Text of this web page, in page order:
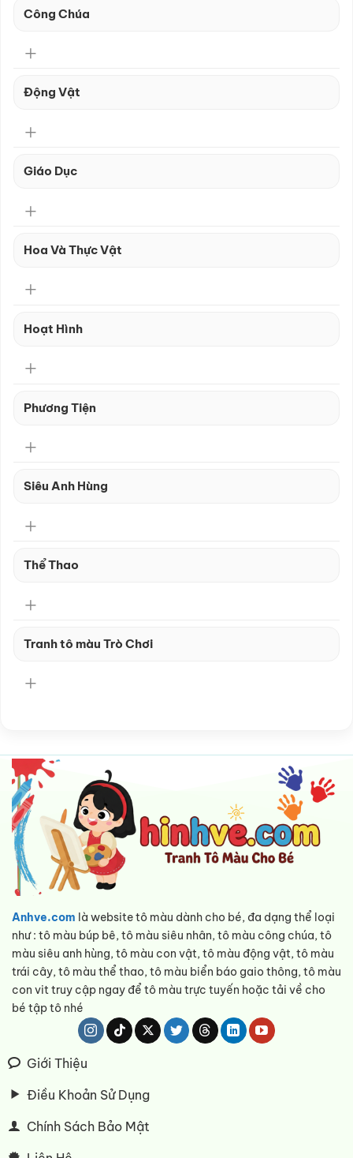
Công Chúa
Động Vật
Giáo Dục
Hoa Và Thực Vật
Hoạt Hình
Phương Tiện
Siêu Anh Hùng
Thể Thao
Tranh tô màu Trò Chơi
Anhve.com là website tô màu dành cho bé, đa dạng thể loại
như : tô màu búp bê, tô màu siêu nhân, tô màu công chúa, tô
màu siêu anh hùng, tô màu con vật, tô màu động vật, tô màu
trái cây, tô màu thể thao, tô màu biển báo gaio thông, tô màu
con vit truy cập ngay để tô màu trực tuyến hoặc tải về cho
bé tập tô nhé
Giới Thiệu
Điều Khoản Sử Dụng
Chính Sách Bảo Mật